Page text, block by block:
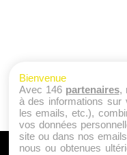
Bienvenue
Avec 146 partenaires,
à des informations sur
les emails, etc.),
vos données
site ou dans nos
nous ou obtenues